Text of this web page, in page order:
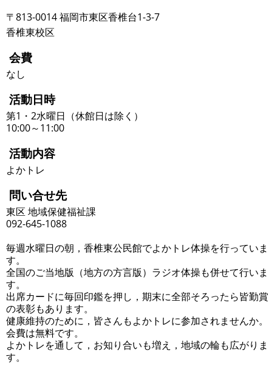
〒813-0014 福岡市東区香椎台1-3-7
香椎東校区
会費
なし
活動日時
第1・2水曜日（休館日は除く）
10:00～11:00
活動内容
よかトレ
問い合せ先
東区 地域保健福祉課
092-645-1088
毎週水曜日の朝，香椎東公民館でよかトレ体操を行っていま
す。
全国のご当地版（地方の方言版）ラジオ体操も併せて行いま
す。
出席カードに毎回印鑑を押し，期末に全部そろったら皆勤賞
の表彰もあります。
健康維持のために，皆さんもよかトレに参加されませんか。
会費は無料です。
よかトレを通して，お知り合いも増え，地域の輪も広がりま
す。